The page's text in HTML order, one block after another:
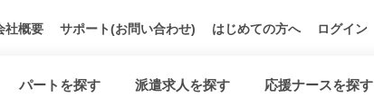
社概要 サポート(お問い合わせ) はじめての方へ ログイン
パートを探す 派遣求人を探す 応援ナースを探す